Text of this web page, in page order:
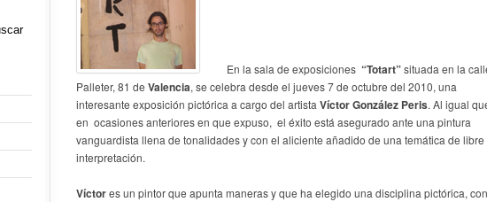
En la sala de exposiciones “Totart”situada en la
Palleter, 81 de Valencia, se celebra desde el jueves 7 de octubre del 2010, una
interesante exposición pictórica a cargo del artista Víctor González Peris. Al igual
en ocasiones anteriores en que expuso, el éxito está asegurado ante una pintura
vanguardista llena de tonalidades y con el aliciente añadido de una temática de libre
interpretación.
Víctores un pintor que apunta maneras y que ha elegido una disciplina pictórica, con